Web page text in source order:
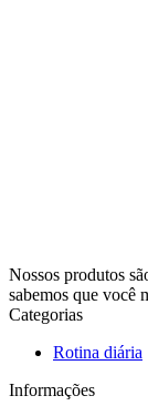
Nossos produtos
sabemos que você
Categorias
Rotina diária
Informações